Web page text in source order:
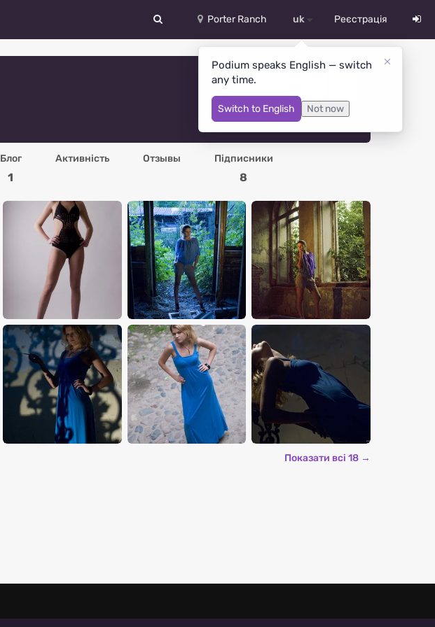
Porter Ranch uk
English
Español
Український
Реєстрація
Podium speaks English — switch
any time.
Switch to English Not now
Повідомлення
Блог
1
Активність Отзывы Підписники
8
Показати всі 18 →